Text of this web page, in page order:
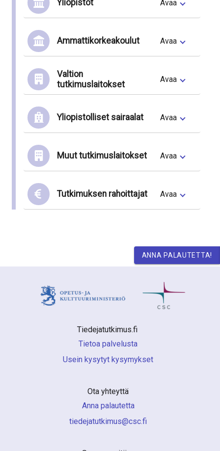
Yliopistot Avaa
Ammattikorkeakoulut Avaa
Valtion
tutkimuslaitokset
Avaa
Yliopistolliset sairaalat Avaa
Muut tutkimuslaitokset Avaa
Tutkimuksen rahoittajat Avaa
Tiedejatutkimus.fi
Tietoa palvelusta
Usein kysytyt kysymykset
Ota yhteyttä
Anna palautetta
if.csc@sumiktutajedeit
ANNA PALAUTETTA!